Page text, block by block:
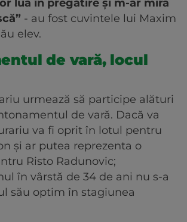
lua în pregătire și m-ar mira
- au fost cuvintele lui Maxim
elev.
de vară, locul
urmează să participe alături
de vară. Dacă va
va fi oprit în lotul pentru
și ar putea reprezenta o
Risto Radunovic;
în vârstă de 34 de ani nu s-a
său optim în stagiunea